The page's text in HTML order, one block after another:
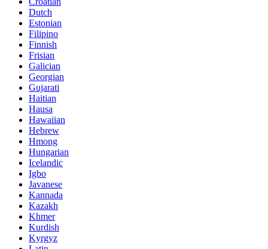
Dutch
Estonian
Filipino
Finnish
Frisian
Galician
Georgian
Gujarati
Haitian
Hausa
Hawaiian
Hebrew
Hmong
Hungarian
Icelandic
Igbo
Javanese
Kannada
Kazakh
Khmer
Kurdish
Kyrgyz